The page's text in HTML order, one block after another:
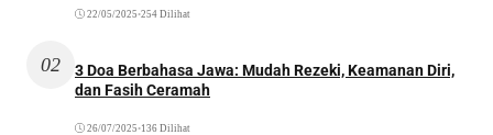
22/05/2025 •254 Dilihat
02
3 Doa Berbahasa Jawa: Mudah Rezeki, Keamanan Diri,
dan Fasih Ceramah
26/07/2025 •136 Dilihat